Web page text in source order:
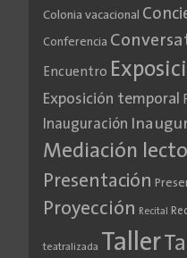
Colonia vacacional
Conferencia
Encuentro
Exposición temporal
Inauguración
Mediación
Presentación
Proyección Recital
teatralizada Taller